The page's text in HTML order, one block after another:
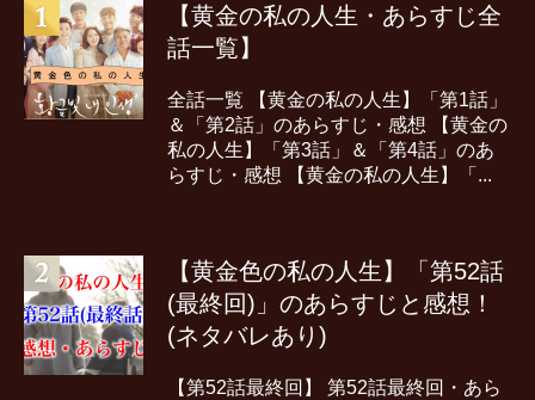
【黄金の私の人生・あらすじ全
話一覧】
全話一覧 【黄金の私の人生】「第1話」
＆「第2話」のあらすじ・感想 【黄金の
私の人生】「第3話」＆「第4話」のあ
らすじ・感想 【黄金の私の人生】「...
【黄金色の私の人生】「第52話
(最終回)」のあらすじと感想！
(ネタバレあり)
【第52話最終回】 第52話最終回・あら